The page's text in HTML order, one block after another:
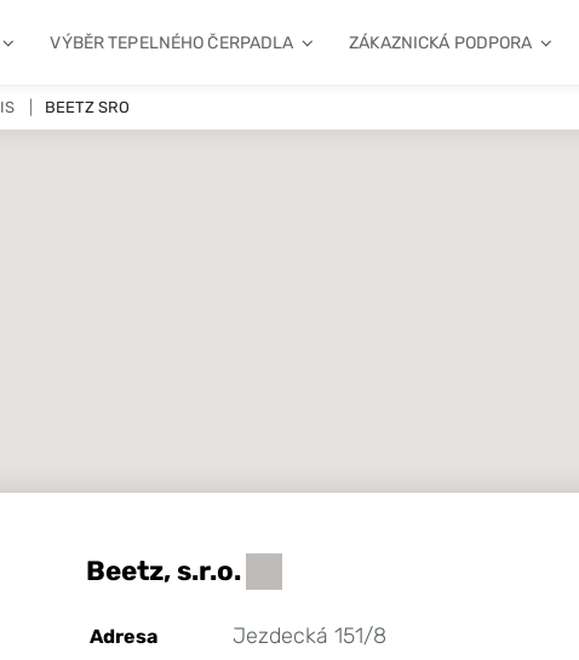
VÝBĚR TEPELNÉHO ČERPADLA ZÁKAZNICKÁ PODPORA
BEETZ SRO
Beetz, s.r.o.
Adresa
Jezdecká 151/8